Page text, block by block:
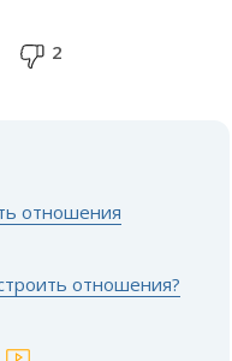
2
отношения
отношения?